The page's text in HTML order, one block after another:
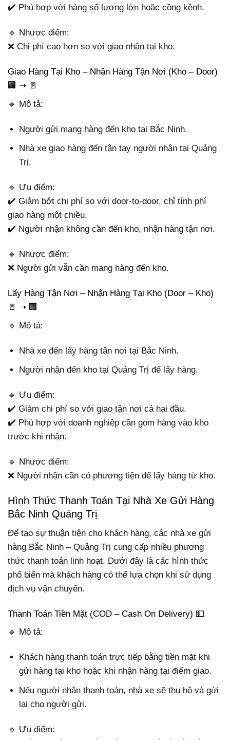
✔️ Phù hợp với hàng số lượng lớn hoặc cồng kềnh.
🔹 Nhược điểm:
❌ Chi phí cao hơn so với giao nhận tại kho.
Giao Hàng Tại Kho – Nhận Hàng Tận Nơi (Kho – Door)
🏢 ➝ 🚪
🔹 Mô tả:
Người gửi mang hàng đến kho tại Bắc Ninh.
Nhà xe giao hàng đến tận tay người nhận tại Quảng
Trị.
🔹 Ưu điểm:
✔️ Giảm bớt chi phí so với door-to-door, chỉ tính phí
giao hàng một chiều.
✔️ Người nhận không cần đến kho, nhận hàng tận nơi.
🔹 Nhược điểm:
❌ Người gửi vẫn cần mang hàng đến kho.
Lấy Hàng Tận Nơi – Nhận Hàng Tại Kho (Door – Kho)
🚪 ➝ 🏢
🔹 Mô tả:
Nhà xe đến lấy hàng tận nơi tại Bắc Ninh.
Người nhận đến kho tại Quảng Trị để lấy hàng.
🔹 Ưu điểm:
✔️ Giảm chi phí so với giao tận nơi cả hai đầu.
✔️ Phù hợp với doanh nghiệp cần gom hàng vào kho
trước khi nhận.
🔹 Nhược điểm:
❌ Người nhận cần có phương tiện để lấy hàng từ kho.
Hình Thức Thanh Toán Tại Nhà Xe Gửi Hàng
Bắc Ninh Quảng Trị
Để tạo sự thuận tiện cho khách hàng, các nhà xe gửi
hàng Bắc Ninh – Quảng Trị cung cấp nhiều phương
thức thanh toán linh hoạt. Dưới đây là các hình thức
phổ biến mà khách hàng có thể lựa chọn khi sử dụng
dịch vụ vận chuyển.
Thanh Toán Tiền Mặt (COD – Cash On Delivery) 💵
🔹 Mô tả:
Khách hàng thanh toán trực tiếp bằng tiền mặt khi
gửi hàng tại kho hoặc khi nhận hàng tại điểm giao.
Nếu người nhận thanh toán, nhà xe sẽ thu hộ và gửi
lại cho người gửi.
🔹 Ưu điểm: